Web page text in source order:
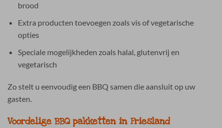
brood
Extra producten toevoegen zoals vis of vegetarische
opties
Speciale mogelijkheden zoals halal, glutenvrij en
vegetarisch
Zo stelt u eenvoudig een BBQ samen die aansluit op uw
gasten.
Voordelige BBQ pakketten in Friesland